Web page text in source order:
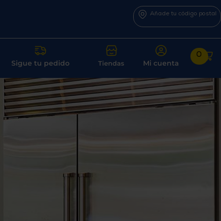
Añade tu código postal
Sigue tu pedido Tiendas Mi cuenta
0